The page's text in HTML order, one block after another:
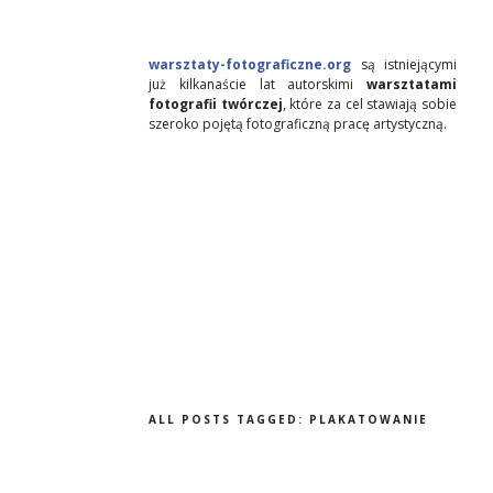
warsztaty-fotograficzne.org są istniejącymi
już kilkanaście lat autorskimi warsztatami
fotografii twórczej, które za cel stawiają sobie
szeroko pojętą fotograficzną pracę artystyczną.
ALL POSTS TAGGED: PLAKATOWANIE